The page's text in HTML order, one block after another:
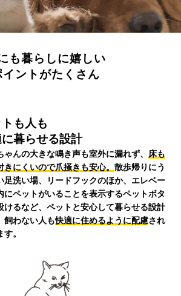
も暮らしに嬉しい
イントがたくさん
も人も
暮らせる設計
ゃんの大きな鳴き声も室外に漏れず、 床も
きにくいので爪掻きも安心。 散歩帰りにう
足洗い場、リードフックのほか、エレベー
にペットがいることを表示するペットボタ
けるなど、ペットと安心して暮らせる設計
飼わない人も快適に住めるように配慮され
。